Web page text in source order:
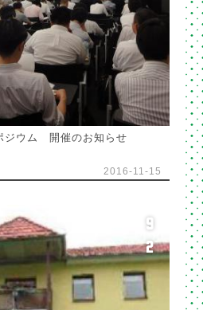
ジウム 開催のお知らせ
2016-11-15
9
2